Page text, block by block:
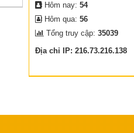
Hôm nay: 54
Hôm qua: 56
Tổng truy cập: 35039
Địa chỉ IP: 216.73.216.138